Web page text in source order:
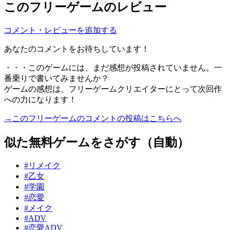
このフリーゲームのレビュー
コメント・レビューを追加する
あなたのコメントをお待ちしています！
・・・このゲームには、まだ感想が投稿されていません。一
番乗りで書いてみませんか？
ゲームの感想は、フリーゲームクリエイターにとって次回作
への力になります！
→このフリーゲームのコメントの投稿はこちらへ
似た無料ゲームをさがす（自動）
#リメイク
#乙女
#学園
#恋愛
#メイク
#ADV
#恋愛ADV